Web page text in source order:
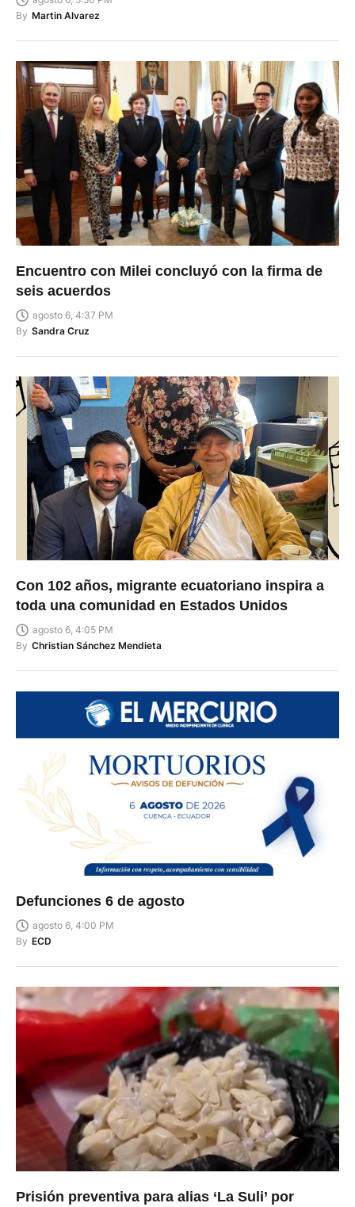
By Martin Alvarez
Encuentro con Milei concluyó con la firma de
seis acuerdos
agosto 6, 4:37 PM
By Sandra Cruz
Con 102 años, migrante ecuatoriano inspira a
toda una comunidad en Estados Unidos
agosto 6, 4:05 PM
By Christian Sánchez Mendieta
Defunciones 6 de agosto
agosto 6, 4:00 PM
By ECD
Prisión preventiva para alias ‘La Suli’ por